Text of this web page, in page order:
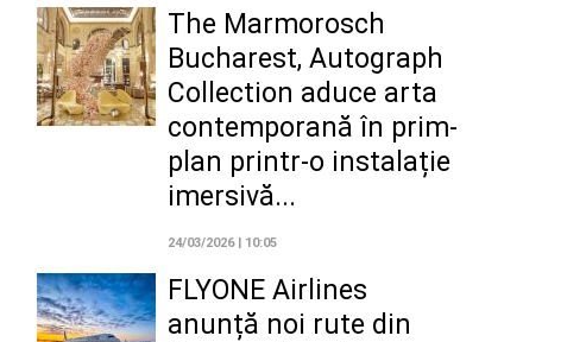
The Marmorosch
Bucharest, Autograph
Collection aduce arta
contemporană în prim-
plan printr-o instalație
imersivă...
24/03/2026 | 10:05
FLYONE Airlines
anunță noi rute din